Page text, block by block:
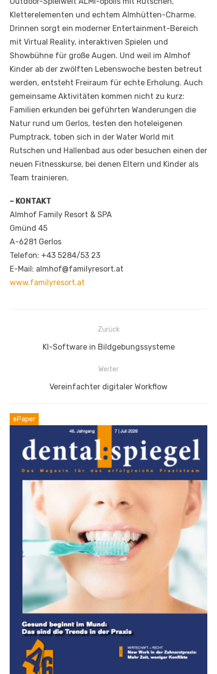
Kletterelementen und echtem Almhütten-Charme.
Drinnen sorgt ein moderner Entertainment-Bereich
mit Virtual Reality, interaktiven Spielen und
Showbühne für große Augen. Und weil im Almhof
Kinder ab der zwölften Lebenswoche besten betreut
werden,­ entsteht Freiraum für echte Erholung. Auch
gemeinsame Aktivitäten kommen nicht zu kurz:
Familien erkunden bei geführten Wanderungen die
Natur rund um Gerlos, testen den hoteleigenen
Pumptrack, toben sich in der Water World mit
Rutschen und Hallenbad aus oder besuchen einen der
neuen Fitnesskurse, bei denen Eltern und Kinder als
Team trainieren.
– KONTAKT
Almhof Family Resort & SPA
Gmünd 45
A-6281 Gerlos
Telefon: +43 5284/53 23
E-Mail: almhof@familyresort.at
www.familyresort.at
Beitragsnavigation
Zurück
Vorheriger
KI-Software in Bildgebungssysteme
Weiter
Nächster
Vereinfachter digitaler Workflow
ePaper